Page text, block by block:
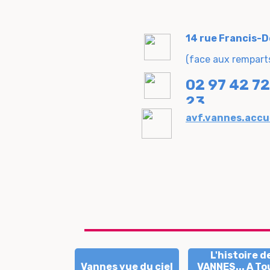
14 rue Francis-
(face aux
02 97 42 72
23
Vannes vue du ciel
L'histoire
VANNES... A